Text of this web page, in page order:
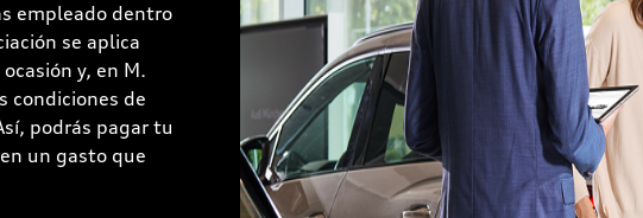
empleado dentro
se aplica
y, en M.
condiciones de
podrás pagar tu
un gasto que